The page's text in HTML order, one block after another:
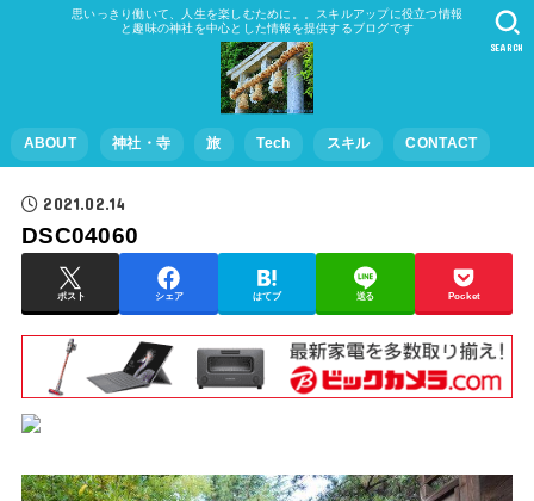
思いっきり働いて、人生を楽しむために。。スキルアップに役立つ情報
と趣味の神社を中心とした情報を提供するブログです
ABOUT 神社・寺 旅 Tech スキル CONTACT
SEARCH
2021.02.14
DSC04060
ポスト シェア はてブ 送る Pocket